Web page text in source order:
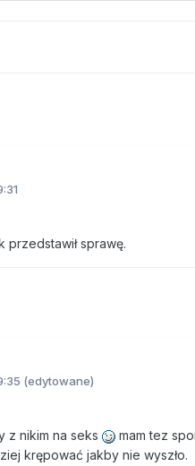
sprawę.
(edytowane)
z nikim na seks
mam tez
krępować jakby nie wyszło.